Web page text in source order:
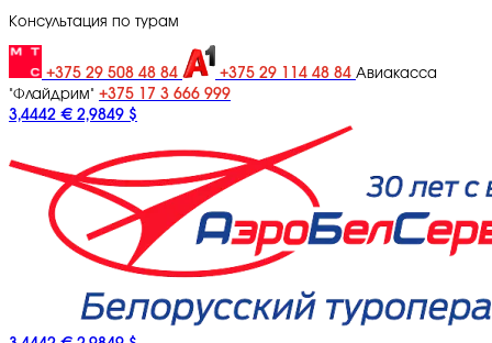
Консультация по турам
+375 29 508 48 84 +375 29 114 48 84 Авиакасса
"Флайдрим" +375 17 3 666 999
3,4442 € 2,9849 $